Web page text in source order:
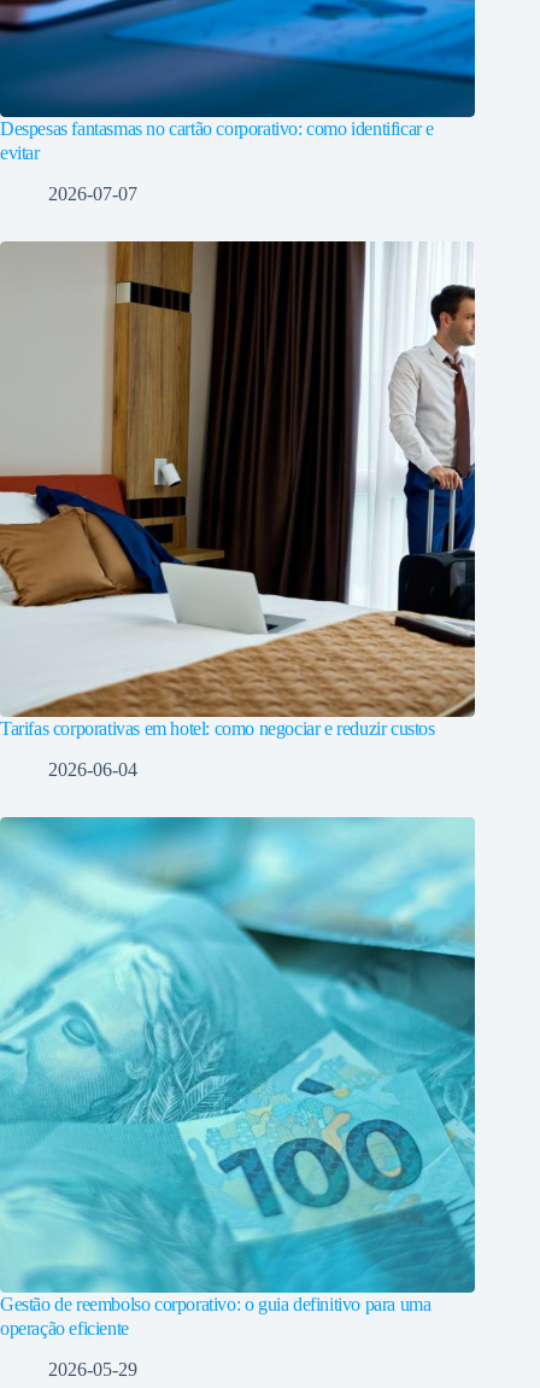
Despesas fantasmas no cartão corporativo: como identificar e
evitar
2026-07-07
Tarifas corporativas em hotel: como negociar e reduzir custos
2026-06-04
Gestão de reembolso corporativo: o guia definitivo para uma
operação eficiente
2026-05-29